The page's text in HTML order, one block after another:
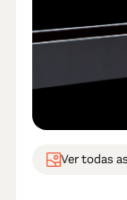
Ver todas